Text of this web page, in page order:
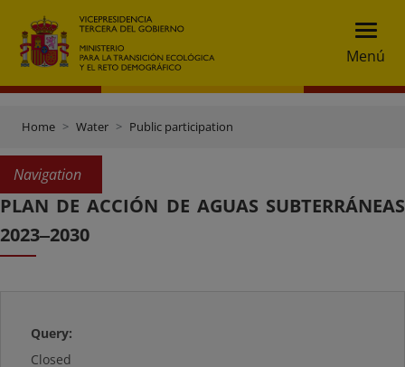
Menú
Home Water Public participation
Navigation
PLAN DE ACCIÓN DE AGUAS SUBTERRÁNEAS
2023‒2030
Query:
Closed